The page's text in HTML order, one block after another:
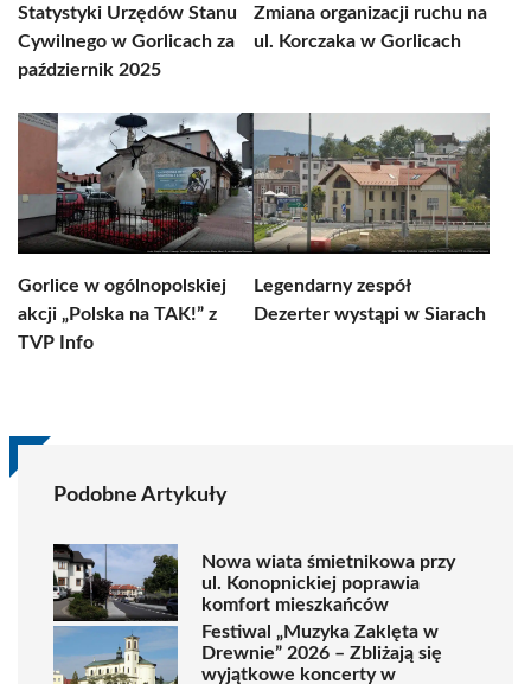
Statystyki Urzędów Stanu
Cywilnego w Gorlicach za
październik 2025
Zmiana organizacji ruchu na
ul. Korczaka w Gorlicach
Gorlice w ogólnopolskiej
akcji „Polska na TAK!” z
TVP Info
Legendarny zespół
Dezerter wystąpi w Siarach
Podobne Artykuły
Nowa wiata śmietnikowa przy
ul. Konopnickiej poprawia
komfort mieszkańców
Festiwal „Muzyka Zaklęta w
Drewnie” 2026 – Zbliżają się
wyjątkowe koncerty w